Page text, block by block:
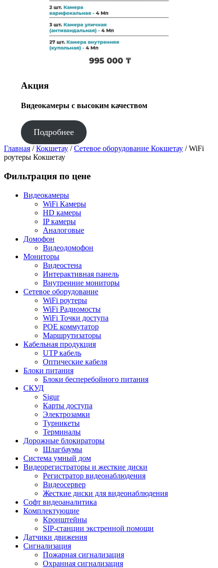
Акция
Видеокамеры с высоким качеством
Подробнее
Главная /Кокшетау /Сетевое оборудование Кокшетау / WiFi
роутеры Кокшетау
Фильтрация по цене
Видеокамеры
WiFi Камеры
HD камеры
IP камеры
Аналоговые
Домофон
Видеодомофон
Мониторы
Видеостена
Интерактивная панель
Внутренние мониторы
Сетевое оборудование
WiFi роутеры
WiFi Радиомосты
WiFi Точки доступа
POE коммутатор
Маршрутизаторы
Кабельная продукция
UTP кабель
Оптические кабеля
Блоки питания
Блоки бесперебойного питания
СКУД
Sigur
Карты доступа
Электрозамки
Турникеты
Терминалы
Дорожные блокираторы
Шлагбаумы
Cистема умный дом
Видеорегистраторы и жесткие диски
Регистратор видеонаблюдения
Видеосервер
Жесткие диски для видеонаблюдения
Софт видеоаналитика
Комплектующие
Кронштейны
SIP-станции экстренной помощи
Датчики движения
Сигнализация
Пожарная сигнализация
Охранная сигнализация